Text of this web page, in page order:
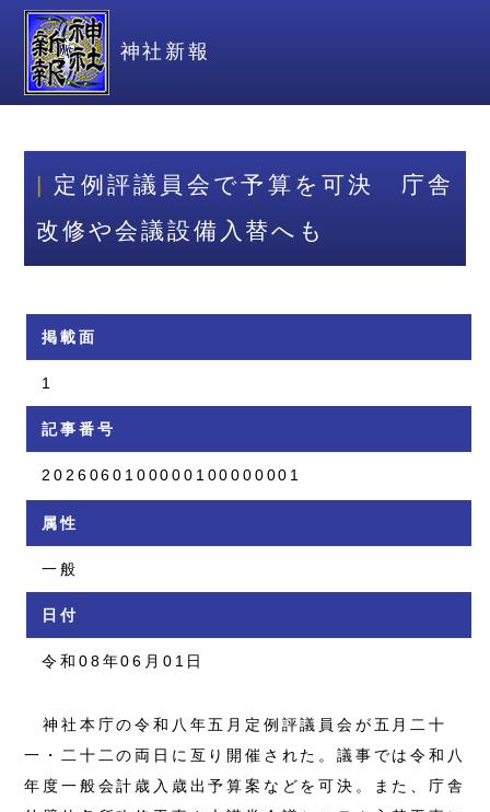
神社新報
定例評議員会で予算を可決 庁舎
改修や会議設備入替へも
掲載面
1
記事番号
2026060100000100000001
属性
一般
日付
令和08年06月01日
神社本庁の令和八年五月定例評議員会が五月二十
一・二十二の両日に亙り開催された。議事では令和八
年度一般会計歳入歳出予算案などを可決。また、庁舎